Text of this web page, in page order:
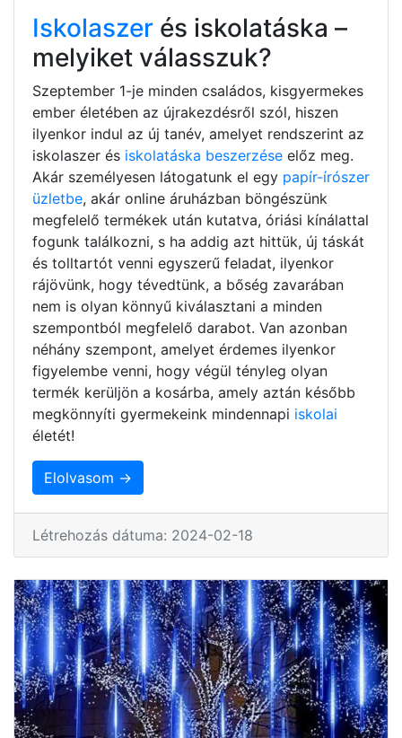
Iskolaszer és iskolatáska –
melyiket válasszuk?
Szeptember 1-je minden családos, kisgyermekes
ember életében az újrakezdésről szól, hiszen
ilyenkor indul az új tanév, amelyet rendszerint az
iskolaszer és iskolatáska beszerzése előz meg.
Akár személyesen látogatunk el egy papír-írószer
üzletbe, akár online áruházban böngészünk
megfelelő termékek után kutatva, óriási kínálattal
fogunk találkozni, s ha addig azt hittük, új táskát
és tolltartót venni egyszerű feladat, ilyenkor
rájövünk, hogy tévedtünk, a bőség zavarában
nem is olyan könnyű kiválasztani a minden
szempontból megfelelő darabot. Van azonban
néhány szempont, amelyet érdemes ilyenkor
figyelembe venni, hogy végül tényleg olyan
termék kerüljön a kosárba, amely aztán később
megkönnyíti gyermekeink mindennapi iskolai
életét!
Elolvasom →
Létrehozás dátuma: 2024-02-18